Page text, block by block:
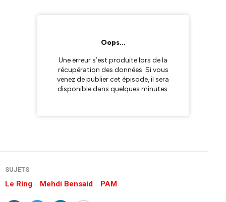
SUJETS
Le Ring Mehdi Bensaid PAM